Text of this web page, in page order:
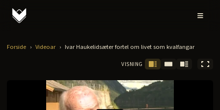
Forside › Videoar › Ivar Haukelidsæter fortel om livet som kvalfangar
VISNING